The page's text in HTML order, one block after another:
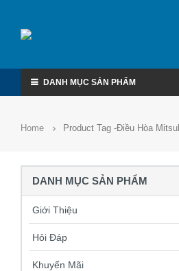
DANH MỤC SẢN PHẨM
Home Product Tag -Điều Hòa
DANH MỤC SẢN PHẨM
Giới Thiệu
Hỏi Đáp
Khuyến Mãi